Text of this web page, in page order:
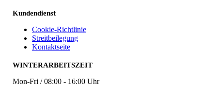
Kundendienst
Cookie-Richtlinie
Streitbeilegung
Kontaktseite
WINTERARBEITSZEIT
Mon-Fri / 08:00 - 16:00 Uhr